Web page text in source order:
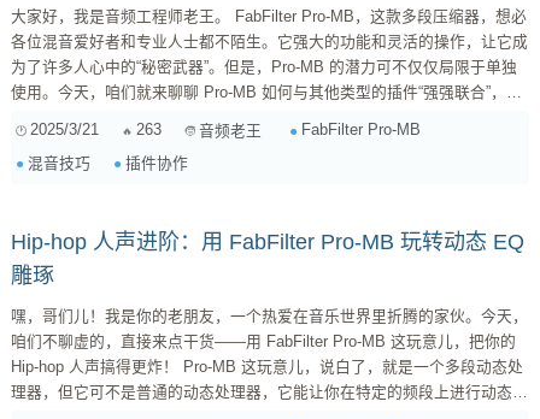
大家好，我是音频工程师老王。 FabFilter Pro-MB，这款多段压缩器，想必
各位混音爱好者和专业人士都不陌生。它强大的功能和灵活的操作，让它成
为了许多人心中的“秘密武器”。但是，Pro-MB 的潜力可不仅仅局限于单独
使用。今天，咱们就来聊聊 Pro-MB 如何与其他类型的插件“强强联合”，让
我们先来简单回顾一下 Pro-MB 的核心功能。它不仅仅是一个多段压缩器，
2025/3/21 263 音频老王
FabFilter Pro-MB
混音技巧
插件协作
Hip-hop 人声进阶：用 FabFilter Pro-MB 玩转动态 EQ
雕琢
嘿，哥们儿！我是你的老朋友，一个热爱在音乐世界里折腾的家伙。今天，
咱们不聊虚的，直接来点干货——用 FabFilter Pro-MB 这玩意儿，把你的
Hip-hop 人声搞得更炸！ Pro-MB 这玩意儿，说白了，就是一个多段动态处
理器，但它可不是普通的动态处理器，它能让你在特定的频段上进行动态处